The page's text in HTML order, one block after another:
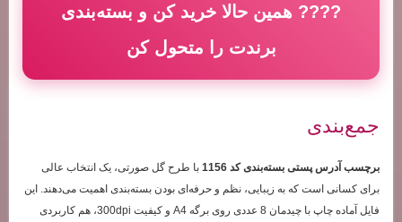
???? همین حالا خرید کن و بسته‌بندی
برندت را متحول کن
جمع‌بندی
برچسب آدرس پستی بسته‌بندی کد 1156
با طرح گل صورتی، یک انتخاب عالی
برای کسانی است که به زیبایی، نظم و حرفه‌ای بودن بسته‌بندی اهمیت می‌دهند. این
فایل آماده چاپ با چیدمان 8 عددی روی برگه A4 و کیفیت 300dpi، هم کاربردی